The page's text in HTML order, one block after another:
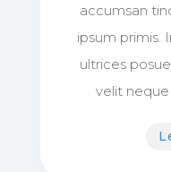
accumsan
ipsum primis.
ultrices
velit